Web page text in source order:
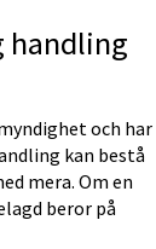
handling
och har
kan bestå
mera. Om en
beror på